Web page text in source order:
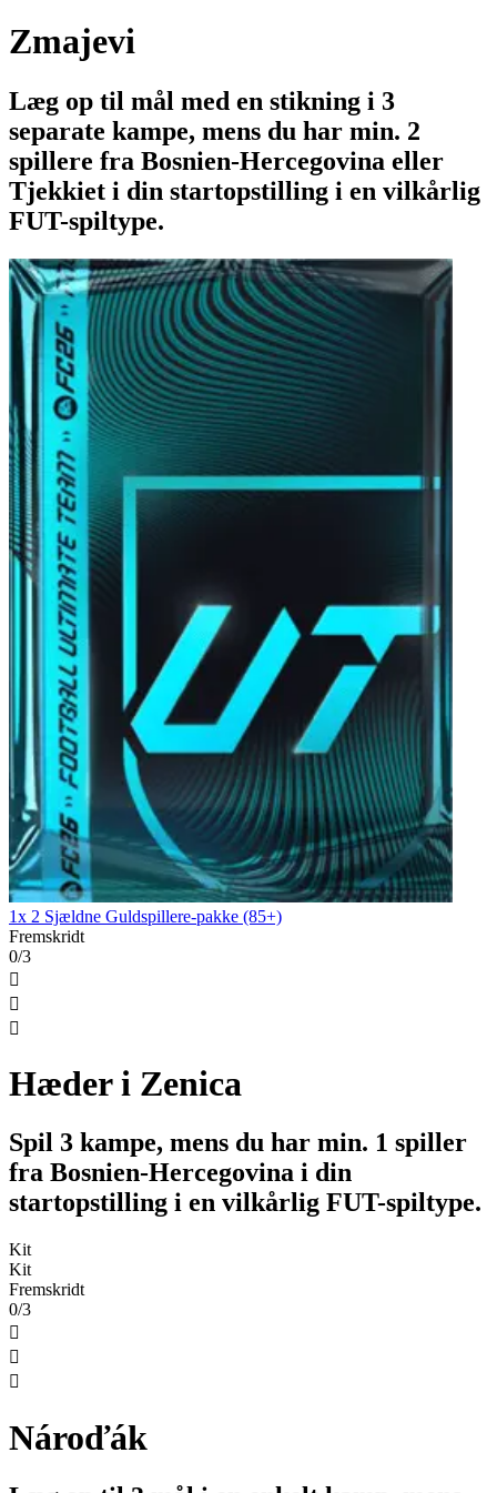
Zmajevi
Læg op til mål med en stikning i 3
separate kampe, mens du har min. 2
spillere fra Bosnien-Hercegovina eller
Tjekkiet i din startopstilling i en vilkårlig
FUT-spiltype.
1x 2 Sjældne Guldspillere-pakke (85+)
Fremskridt
0/3



Hæder i Zenica
Spil 3 kampe, mens du har min. 1 spiller
fra Bosnien-Hercegovina i din
startopstilling i en vilkårlig FUT-spiltype.
Kit
Kit
Fremskridt
0/3



Nároďák